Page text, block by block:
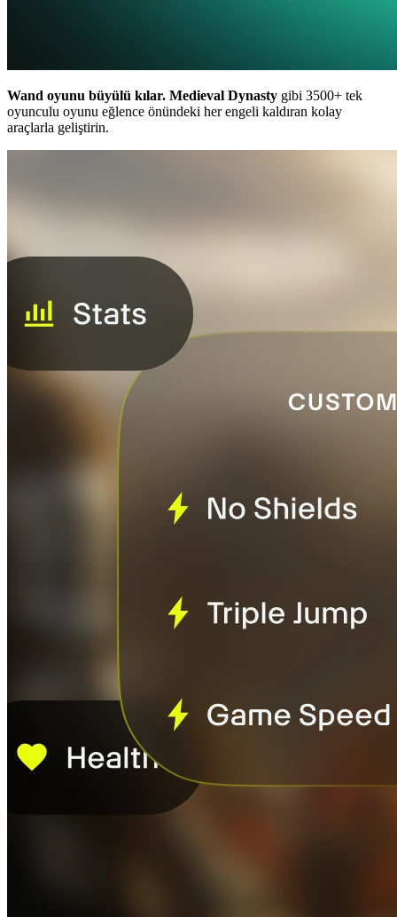
Wand oyunu büyülü kılar. Medieval Dynasty gibi 3500+ tek
oyunculu oyunu eğlence önündeki her engeli kaldıran kolay
araçlarla geliştirin.